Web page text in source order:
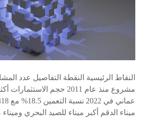
مشروع منذ عام 2011 حجم
ميناء الدقم أكبر ميناء للصيد البحري